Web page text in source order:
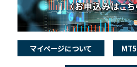
マイページについて